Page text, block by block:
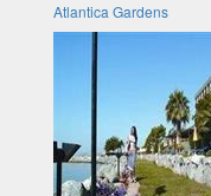
Atlantica Gardens